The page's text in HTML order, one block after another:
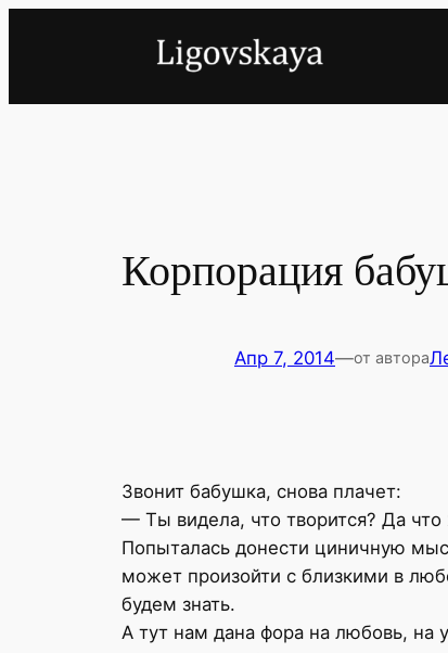
Корпорация
Апр 7, 2014—от автора
Звонит бабушка, снова плачет:
— Ты видела, что творится? Да что
Попыталась донести циничную
может произойти с близкими в
будем знать.
А тут нам дана фора на любовь, на